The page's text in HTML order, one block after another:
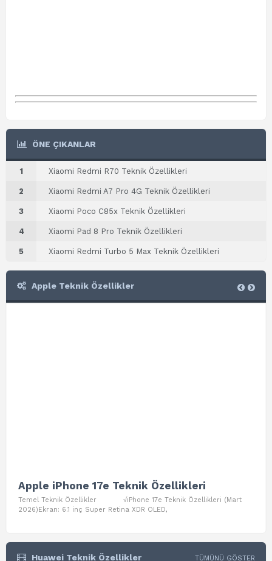
ÖNE ÇIKANLAR
1 Xiaomi Redmi R70 Teknik Özellikleri
2 Xiaomi Redmi A7 Pro 4G Teknik Özellikleri
3 Xiaomi Poco C85x Teknik Özellikleri
4 Xiaomi Pad 8 Pro Teknik Özellikleri
5 Xiaomi Redmi Turbo 5 Max Teknik Özellikleri
Apple Teknik Özellikler
Apple iPhone 17e Teknik Özellikleri
Temel Teknik Özellikler √iPhone 17e Teknik Özellikleri (Mart
2026)Ekran: 6.1 inç Super Retina XDR OLED,
Huawei Teknik Özellikler TÜMÜNÜ GÖSTER